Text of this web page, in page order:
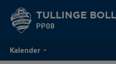
Kalender
TULLINGE
PP08